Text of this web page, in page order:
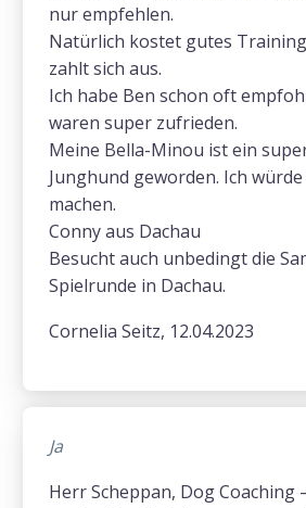
nur empfehlen.
Natürlich kostet gutes
zahlt sich aus.
Ich habe Ben schon oft
waren super zufrieden.
Meine Bella-Minou ist ein
Junghund geworden. Ich
machen.
Conny aus Dachau
Besucht auch unbedingt die
Spielrunde in Dachau.
Cornelia Seitz, 12.04.2023
Ja
Herr Scheppan, Dog Coaching